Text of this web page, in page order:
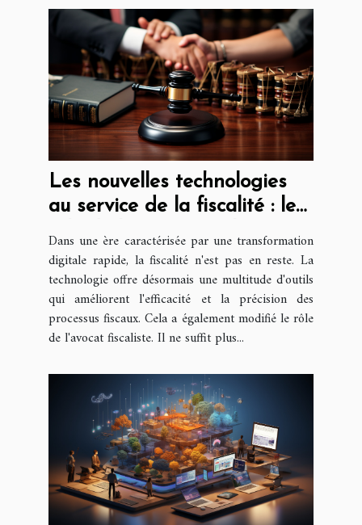
Les nouvelles technologies
au service de la fiscalité : le
rôle de l'avocat fiscaliste
Dans une ère caractérisée par une transformation
digitale rapide, la fiscalité n'est pas en reste. La
technologie offre désormais une multitude d'outils
qui améliorent l'efficacité et la précision des
processus fiscaux. Cela a également modifié le rôle
de l'avocat fiscaliste. Il ne suffit plus...